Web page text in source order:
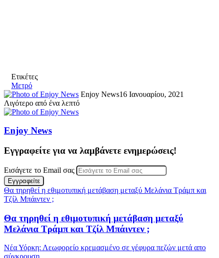
Ετικέτες
Μετρό
Enjoy News16 Ιανουαρίου, 2021
Λιγότερο από ένα λεπτό
Enjoy News
Εγγραφείτε για να λαμβάνετε ενημερώσεις!
Εισάγετε το Email σας
Θα τηρηθεί η εθιμοτυπική μετάβαση μεταξύ Μελάνια Τράμπ και
Τζίλ Μπάιντεν ;
Θα τηρηθεί η εθιμοτυπική μετάβαση μεταξύ
Μελάνια Τράμπ και Τζίλ Μπάιντεν ;
Νέα Υόρκη: Λεωφορείο κρεμασμένο σε γέφυρα πεζών μετά απο